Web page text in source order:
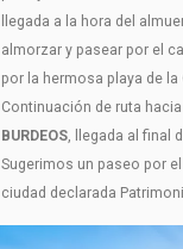
llegada a la hora del
almorzar y pasear por el
por la hermosa playa de la
Continuación de ruta hacia
BURDEOS , llegada al final
Sugerimos un paseo por
ciudad declarada